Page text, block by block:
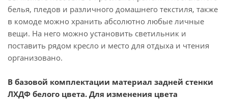
белья, пледов и различного домашнего текстиля, также
в комоде можно хранить абсолютно любые личные
вещи. На него можно установить светильник и
поставить рядом кресло и место для отдыха и чтения
организовано.
В базовой комплектации материал задней стенки
ЛХДФ белого цвета. Для изменения цвета